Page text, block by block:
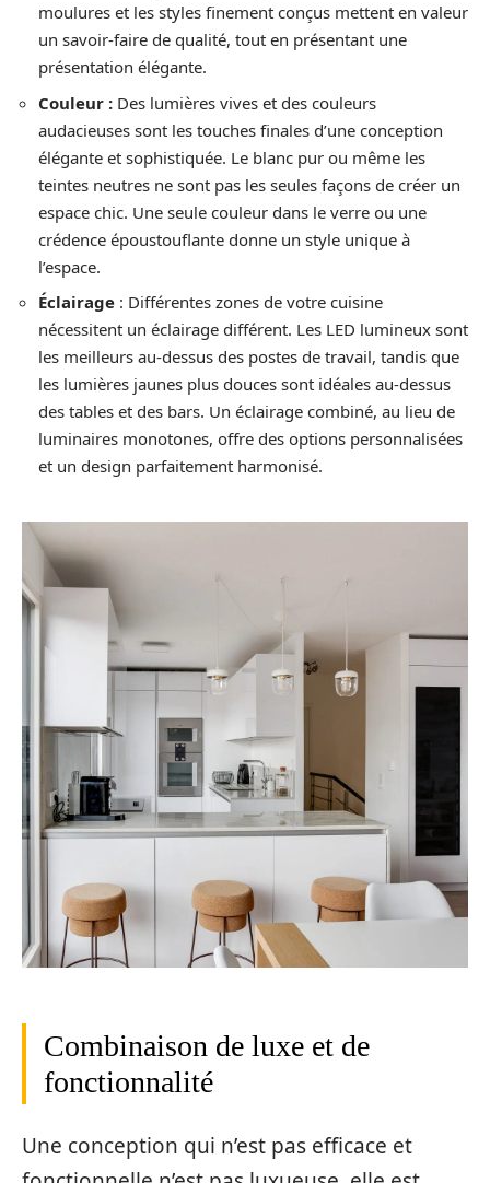
moulures et les styles finement conçus mettent en valeur
un savoir-faire de qualité, tout en présentant une
présentation élégante.
Couleur : Des lumières vives et des couleurs
audacieuses sont les touches finales d’une conception
élégante et sophistiquée. Le blanc pur ou même les
teintes neutres ne sont pas les seules façons de créer un
espace chic. Une seule couleur dans le verre ou une
crédence époustouflante donne un style unique à
l’espace.
Éclairage : Différentes zones de votre cuisine
nécessitent un éclairage différent. Les LED lumineux sont
les meilleurs au-dessus des postes de travail, tandis que
les lumières jaunes plus douces sont idéales au-dessus
des tables et des bars. Un éclairage combiné, au lieu de
luminaires monotones, offre des options personnalisées
et un design parfaitement harmonisé.
Combinaison de luxe et de
fonctionnalité
Une conception qui n’est pas efficace et